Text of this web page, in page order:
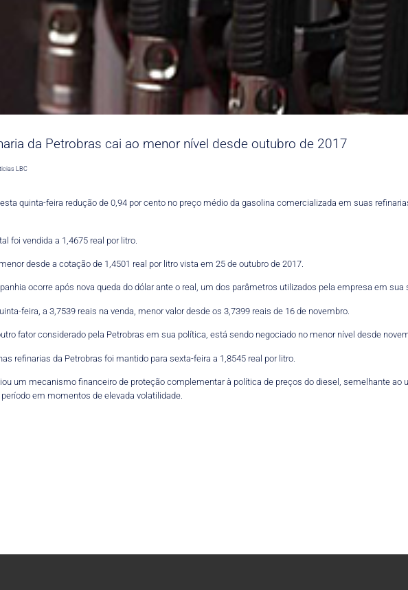
da Petrobras cai ao menor nível desde outubro de 2017
LBC
quinta-feira redução de 0,94 por cento no preço médio da gasolina comercializada em suas
foi vendida a 1,4675 real por litro.
desde a cotação de 1,4501 real por litro vista em 25 de outubro de 2017.
ocorre após nova queda do dólar ante o real, um dos parâmetros utilizados pela empresa em
feira, a 3,7539 reais na venda, menor valor desde os 3,7399 reais de 16 de novembro.
fator considerado pela Petrobras em sua política, está sendo negociado no menor nível desde
refinarias da Petrobras foi mantido para sexta-feira a 1,8545 real por litro.
um mecanismo financeiro de proteção complementar à política de preços do diesel, semelhante
em momentos de elevada volatilidade.